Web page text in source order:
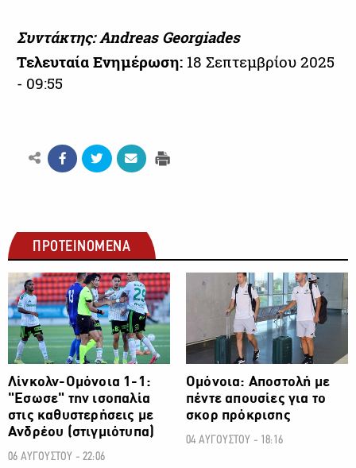
Συντάκτης: Andreas Georgiades
Τελευταία Ενημέρωση: 18 Σεπτεμβρίου 2025
- 09:55
ΠΡΟΤΕΙΝΟΜΕΝΑ
ΠΡΩΤΑΘΛΗΜΑ CYTA
Λίνκολν-Ομόνοια 1-1:
"Εσωσε" την ισοπαλία
στις καθυστερήσεις με
Ανδρέου (στιγμιότυπα)
06 ΑΥΓΟΥΣΤΟΥ - 22:06
ΠΡΩΤΑΘΛΗΜΑ CYTA
Ομόνοια: Αποστολή με
πέντε απουσίες για το
σκορ πρόκρισης
04 ΑΥΓΟΥΣΤΟΥ - 18:16